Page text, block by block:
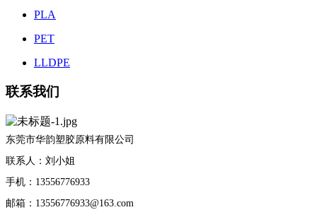
PLA
PET
LLDPE
联系我们
东莞市华韵塑胶原料有限公司
联系人：刘小姐
手机：13556776933
邮箱：13556776933@163.com